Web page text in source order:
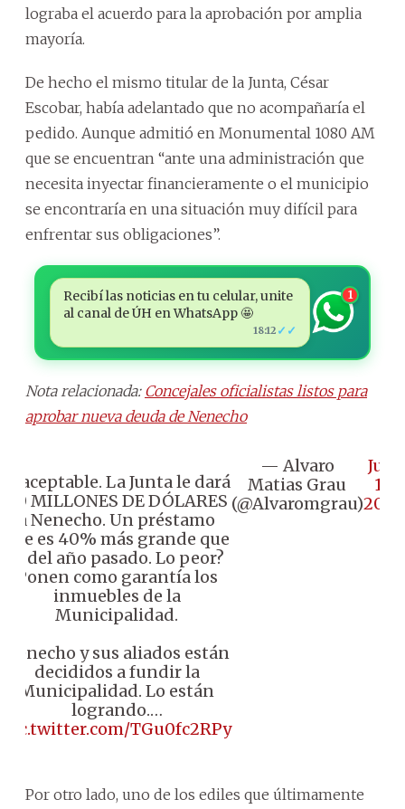
lograba el acuerdo para la aprobación por amplia
mayoría.
De hecho el mismo titular de la Junta, César
Escobar, había adelantado que no acompañaría el
pedido. Aunque admitió en Monumental 1080 AM
que se encuentran “ante una administración que
necesita inyectar financieramente o el municipio
se encontraría en una situación muy difícil para
enfrentar sus obligaciones”.
Recibí las noticias en tu celular, unite
al canal de ÚH en WhatsApp 🤩
18:12 ✓✓
1
Nota relacionada: Concejales oficialistas listos para
aprobar nueva deuda de Nenecho
Inaceptable. La Junta le dará
40 MILLONES DE DÓLARES
a Nenecho. Un préstamo
que es 40% más grande que
el del año pasado. Lo peor?
Ponen como garantía los
inmuebles de la
Municipalidad.
Nenecho y sus aliados están
decididos a fundir la
Municipalidad. Lo están
logrando.…
pic.twitter.com/TGu0fc2RPy
— Alvaro
Matias Grau
(@Alvaromgrau)
July
17,
2024
Por otro lado, uno de los ediles que últimamente